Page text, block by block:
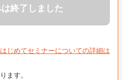
終了しました
じめてセミナーについての詳細は
ます。